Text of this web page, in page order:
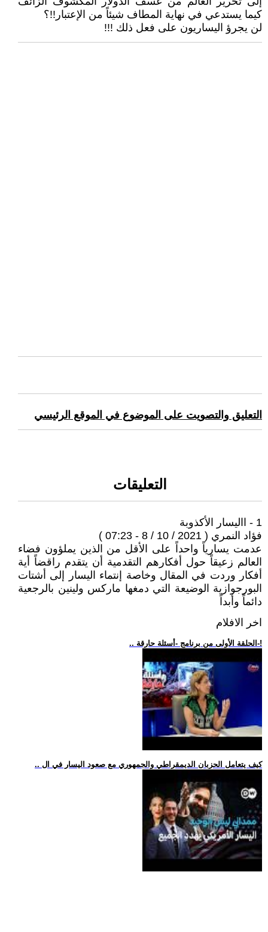
كيما يستدعي في نهاية المطاف شيئاً من الإعتبار!!؟
لن يجرؤ اليساريون على فعل ذلك !!!
التعليق والتصويت على الموضوع في الموقع الرئيسي
التعليقات
1 - االيسار الأكذوبة
فؤاد النمري ( 2021 / 10 / 8 - 07:23 )
عدمت يسارياً واحداً على الأقل من الذين يملؤون فضاء
العالم زعيقاً حول أفكارهم التقدمية أن يتقدم راقضاً أية
أفكار وردت في المقال وخاصة إنتماء اليسار إلى أشتات
البورجوازية الوضيعة التي دمغها ماركس ولينين بالرجعية
دائماً وأبداً
اخر الافلام
.. الحلقة الأولى من برنامج -أسئلة حارقة-!
.. كيف يتعامل الحزبان الديمقراطي والجمهوري مع صعود اليسار في ال